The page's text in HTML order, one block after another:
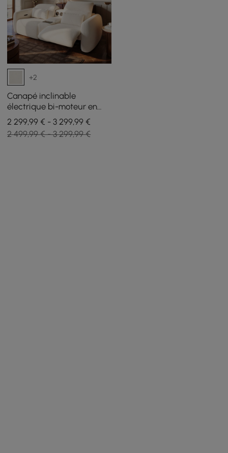
+2
Canapé inclinable
électrique bi-moteur en
chenille 2 places de 259 cm
avec console centrale
multifonctionnelle
2 299,99 € - 3 299,99 €
2 499,99 € - 3 299,99 €